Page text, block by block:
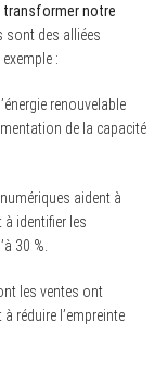
transformer notre
sont des alliées
:
renouvelable
de la capacité
aident à
à identifier les
30 %.
les ventes ont
réduire l’empreinte